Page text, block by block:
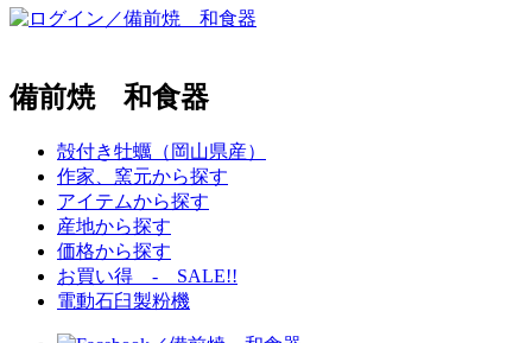
備前焼 和食器
殻付き牡蠣（岡山県産）
作家、窯元から探す
アイテムから探す
産地から探す
価格から探す
お買い得 - SALE!!
電動石臼製粉機